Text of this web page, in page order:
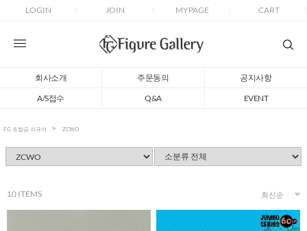
LOGIN JOIN MYPAGE CART
회사소개 주문동의
공지사항
A/S접수
Q&A EVENT
FG 초합금 피규어 ZCWO
10 ITEMS